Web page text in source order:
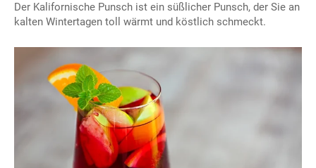
Der Kalifornische Punsch ist ein süßlicher Punsch, der Sie an
kalten Wintertagen toll wärmt und köstlich schmeckt.